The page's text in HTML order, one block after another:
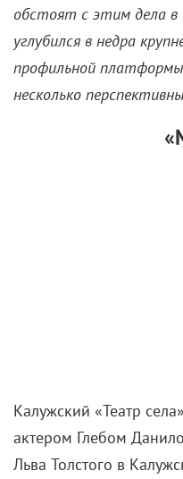
обстоят с этим дела в
углубился в недра
профильной
несколько
Калужский «Театр
актером Глебом
Льва Толстого в